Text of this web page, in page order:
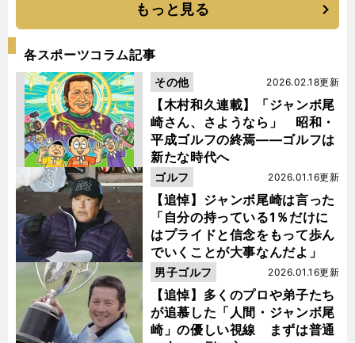
もっと見る
各スポーツコラム記事
【木村和久連載】「ジャンボ尾
崎さん、さようなら」 昭和・
平成ゴルフの終焉――ゴルフは
新たな時代へ
2026.02.18更新
その他
【追悼】ジャンボ尾崎は言った
「自分の持っている1％だけに
はプライドと信念をもって歩ん
でいくことが大事なんだよ」
2026.01.16更新
ゴルフ
【追悼】多くのプロや弟子たち
が追慕した「人間・ジャンボ尾
崎」の優しい視線 まずは普通
2026.01.16更新
男子ゴルフ